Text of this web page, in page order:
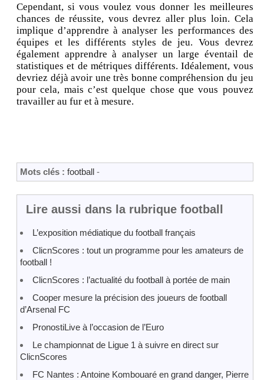
Cependant, si vous voulez vous donner les meilleures
chances de réussite, vous devrez aller plus loin. Cela
implique d’apprendre à analyser les performances des
équipes et les différents styles de jeu. Vous devrez
également apprendre à analyser un large éventail de
statistiques et de métriques différents. Idéalement, vous
devriez déjà avoir une très bonne compréhension du jeu
pour cela, mais c’est quelque chose que vous pouvez
travailler au fur et à mesure.
Mots clés : football -
Lire aussi dans la rubrique football
L’exposition médiatique du football français
ClicnScores : tout un programme pour les amateurs de
football !
ClicnScores : l’actualité du football à portée de main
Cooper mesure la précision des joueurs de football
d’Arsenal FC
PronostiLive à l’occasion de l’Euro
Le championnat de Ligue 1 à suivre en direct sur
ClicnScores
FC Nantes : Antoine Kombouaré en grand danger, Pierre